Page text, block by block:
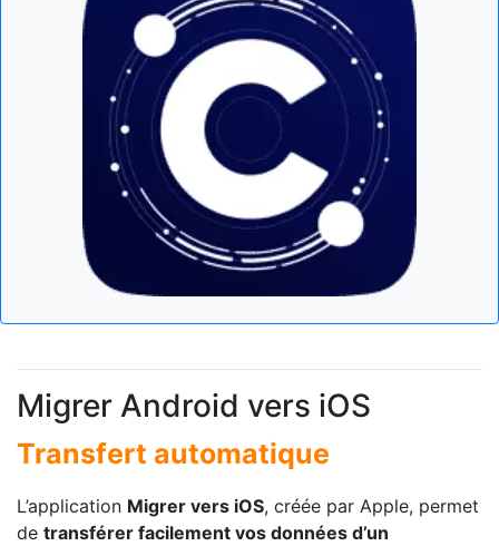
Migrer Android vers iOS
Transfert automatique
L’application Migrer vers iOS, créée par Apple, permet
de transférer facilement vos données d’un